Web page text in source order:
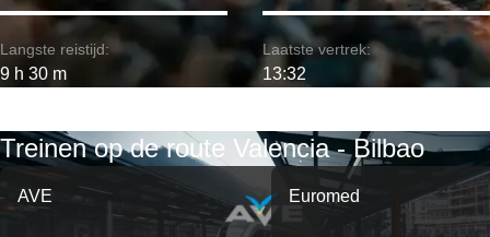
Langste reistijd:
9 h 30 m
Laatste vertrek:
13:32
Treinen op de route Valencia - Bilbao
AVE Euromed